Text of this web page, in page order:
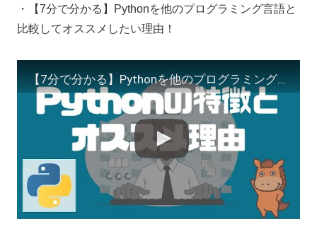
・【7分で分かる】Pythonを他のプログラミング言語と
比較してオススメしたい理由！
【7分で分かる】Pythonを他のプログラミング言語と比較してオススメしたい理由！